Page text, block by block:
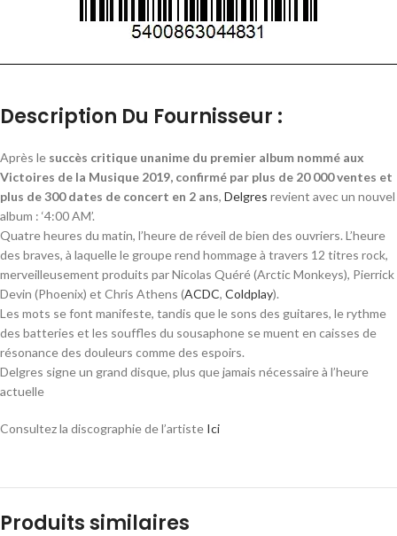
Description Du Fournisseur :
Après le succès critique unanime du premier album nommé aux
Victoires de la Musique 2019, confirmé par plus de 20 000 ventes et
plus de 300 dates de concert en 2 ans, Delgres revient avec un nouvel
album : ‘4:00 AM’.
Quatre heures du matin, l’heure de réveil de bien des ouvriers. L’heure
des braves, à laquelle le groupe rend hommage à travers 12 titres rock,
merveilleusement produits par Nicolas Quéré (Arctic Monkeys), Pierrick
Devin (Phoenix) et Chris Athens (ACDC, Coldplay).
Les mots se font manifeste, tandis que le sons des guitares, le rythme
des batteries et les souffles du sousaphone se muent en caisses de
résonance des douleurs comme des espoirs.
Delgres signe un grand disque, plus que jamais nécessaire à l’heure
actuelle
Consultez la discographie de l’artiste Ici
Produits similaires